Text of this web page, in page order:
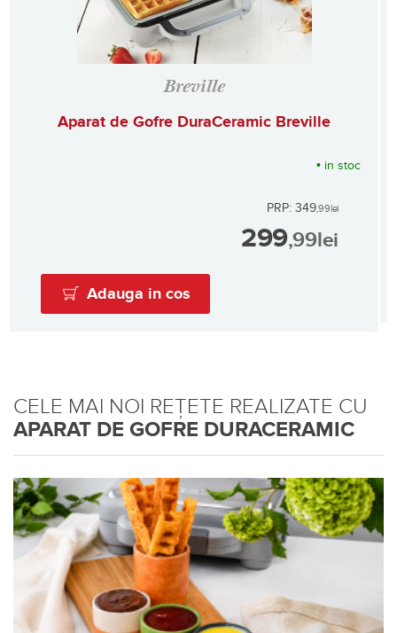
Breville
Aparat de Gofre DuraCeramic Breville
• in stoc
PRP: 349,99lei
299,99lei
Adauga in cos
CELE MAI NOI REȚETE REALIZATE CU
APARAT DE GOFRE DURACERAMIC